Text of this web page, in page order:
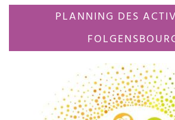
PLANNING DES